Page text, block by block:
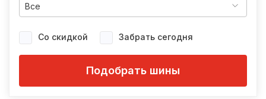
Все
Со скидкой Забрать сегодня
Подобрать шины